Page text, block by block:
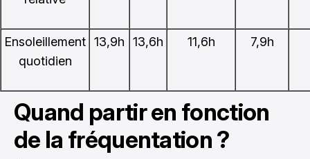
Ensoleillement
quotidien
13,9h 13,6h 11,6h 7,9h
Quand partir en fonction
de la fréquentation ?